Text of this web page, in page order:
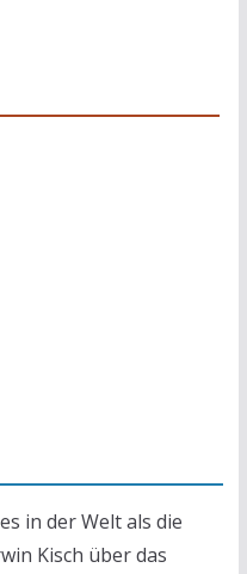
in der Welt als die
Kisch über das